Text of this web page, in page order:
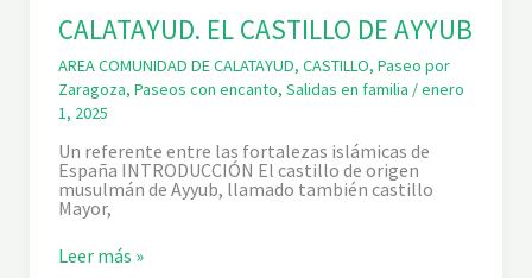
E
S
Y
O
N
D
CALATAYUD. EL CASTILLO DE AYYUB
AREA COMUNIDAD DE CALATAYUD, CASTILLO, Paseo por
Zaragoza, Paseos con encanto, Salidas en familia /enero
1, 2025
Un referente entre las fortalezas islámicas de
España INTRODUCCIÓN El castillo de origen
musulmán de Ayyub, llamado también castillo
Mayor,
CLeer más »